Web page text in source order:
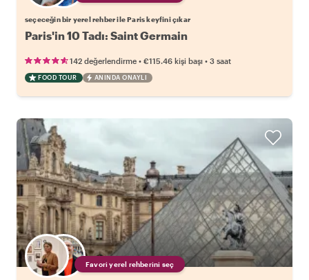
seçeceğin bir yerel rehber ile Paris keyfini çıkar
Paris'in 10 Tadı: Saint Germain
142 değerlendirme • €115.46 kişi başı • 3 saat
FOOD TOUR ANINDA ONAYLI
Favori yerel rehberini seç